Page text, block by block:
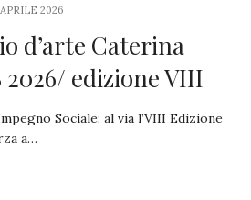
APRILE 2026
d’arte Caterina
2026/ edizione VIII
Sociale: al via l’VIII Edizione
a…